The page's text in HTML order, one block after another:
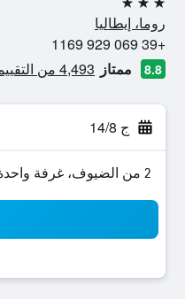
3 نجوم
روما، إيطاليا
+39 069 929 1169
8.8 ممتاز 4,493 من التقييمات تم التحقق منها
ج 14/8
2 من الضيوف، غرفة واحدة